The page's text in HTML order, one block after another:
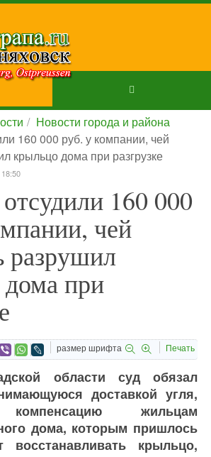
Новости города и района
160 000 руб. у компании, чей
крыльцо дома при разгрузке
160 000
чей
разрушил
при
размер шрифта Печать
области суд обязал
доставкой угля,
компенсацию жильцам
дома, которым пришлось
крыльцо,